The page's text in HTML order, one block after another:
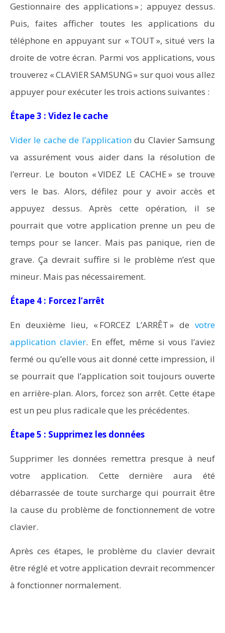
Gestionnaire des applications » ; appuyez dessus.
Puis, faites afficher toutes les applications du
téléphone en appuyant sur « TOUT », situé vers la
droite de votre écran. Parmi vos applications, vous
trouverez « CLAVIER SAMSUNG » sur quoi vous allez
appuyer pour exécuter les trois actions suivantes :
Étape 3 : Videz le cache
Vider le cache de l’applicationdu Clavier Samsung
va assurément vous aider dans la résolution de
l’erreur. Le bouton « VIDEZ LE CACHE » se trouve
vers le bas. Alors, défilez pour y avoir accès et
appuyez dessus. Après cette opération, il se
pourrait que votre application prenne un peu de
temps pour se lancer. Mais pas panique, rien de
grave. Ça devrait suffire si le problème n’est que
mineur. Mais pas nécessairement.
Étape 4 : Forcez l’arrêt
En deuxième lieu, « FORCEZ L’ARRÊT » de votre
application clavier. En effet, même si vous l’aviez
fermé ou qu’elle vous ait donné cette impression, il
se pourrait que l’application soit toujours ouverte
en arrière-plan. Alors, forcez son arrêt. Cette étape
est un peu plus radicale que les précédentes.
Étape 5 : Supprimez les données
Supprimer les données remettra presque à neuf
votre application. Cette dernière aura été
débarrassée de toute surcharge qui pourrait être
la cause du problème de fonctionnement de votre
clavier.
Après ces étapes, le problème du clavier devrait
être réglé et votre application devrait recommencer
à fonctionner normalement.